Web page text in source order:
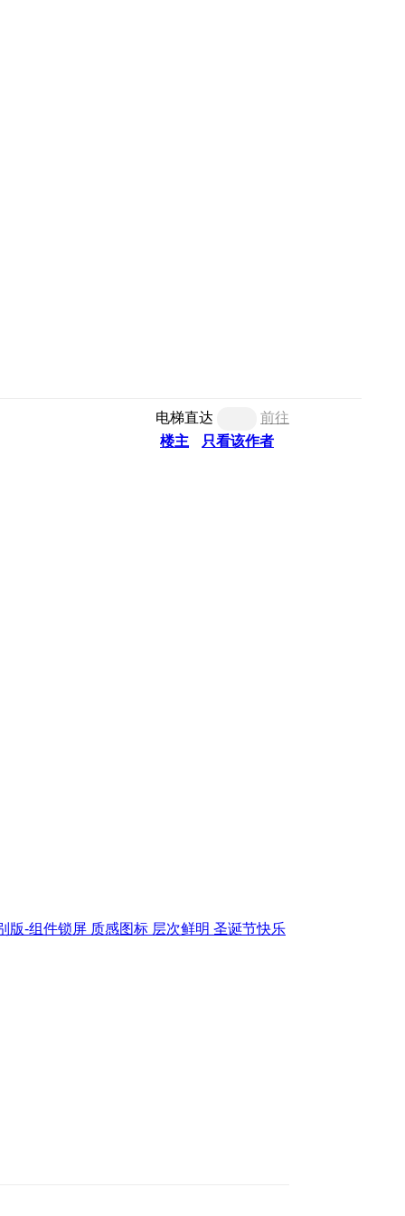
电梯直达
前往
楼主
只看该作者
版-组件锁屏 质感图标 层次鲜明 圣诞节快乐